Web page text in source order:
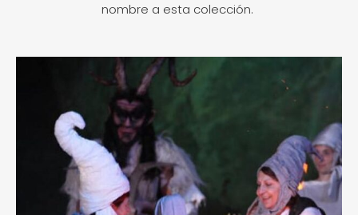
nombre a esta colección.